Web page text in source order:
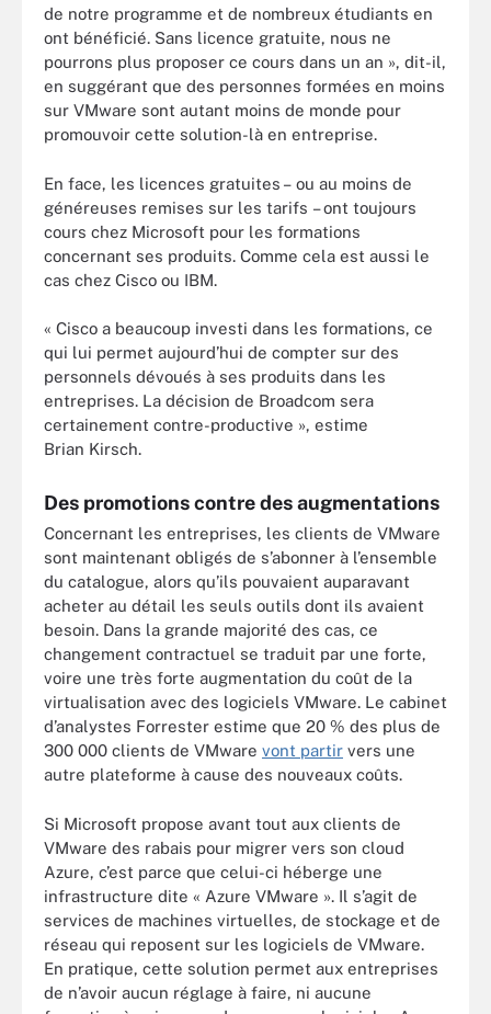
de notre programme et de nombreux étudiants en
ont bénéficié. Sans licence gratuite, nous ne
pourrons plus proposer ce cours dans un an », dit-il,
en suggérant que des personnes formées en moins
sur VMware sont autant moins de monde pour
promouvoir cette solution-là en entreprise.
En face, les licences gratuites – ou au moins de
généreuses remises sur les tarifs – ont toujours
cours chez Microsoft pour les formations
concernant ses produits. Comme cela est aussi le
cas chez Cisco ou IBM.
« Cisco a beaucoup investi dans les formations, ce
qui lui permet aujourd’hui de compter sur des
personnels dévoués à ses produits dans les
entreprises. La décision de Broadcom sera
certainement contre-productive », estime
Brian Kirsch.
Des promotions contre des augmentations
Concernant les entreprises, les clients de VMware
sont maintenant obligés de s’abonner à l’ensemble
du catalogue, alors qu’ils pouvaient auparavant
acheter au détail les seuls outils dont ils avaient
besoin. Dans la grande majorité des cas, ce
changement contractuel se traduit par une forte,
voire une très forte augmentation du coût de la
virtualisation avec des logiciels VMware. Le cabinet
d’analystes Forrester estime que 20 % des plus de
300 000 clients de VMware vont partir vers une
autre plateforme à cause des nouveaux coûts.
Si Microsoft propose avant tout aux clients de
VMware des rabais pour migrer vers son cloud
Azure, c’est parce que celui-ci héberge une
infrastructure dite « Azure VMware ». Il s’agit de
services de machines virtuelles, de stockage et de
réseau qui reposent sur les logiciels de VMware.
En pratique, cette solution permet aux entreprises
de n’avoir aucun réglage à faire, ni aucune